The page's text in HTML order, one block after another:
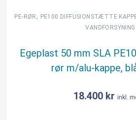
SDR11
kappe,
blå,
100
antal
PE-RØR , PE100 DIFFUSIONSTÆTTE
VANDFORSYNING
Egeplast 50 mm SLA
rør m/alu-kappe,
18.400 kr inkl.